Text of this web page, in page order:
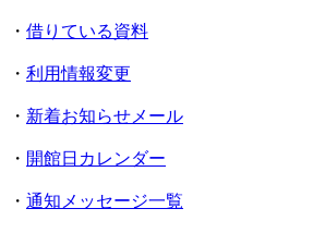
・ 借りている資料
・ 利用情報変更
・ 新着お知らせメール
・ 開館日カレンダー
・ 通知メッセージ一覧